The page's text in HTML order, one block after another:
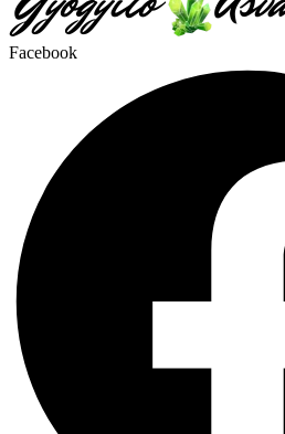
Facebook